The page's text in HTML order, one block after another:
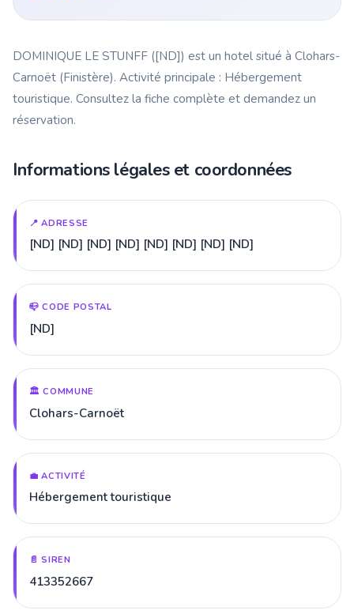
DOMINIQUE LE STUNFF ([ND]) est un hotel situé à Clohars-
Carnoët (Finistère). Activité principale : Hébergement
touristique. Consultez la fiche complète et demandez un
réservation.
Informations légales et coordonnées
📍 ADRESSE
[ND] [ND] [ND] [ND] [ND] [ND] [ND] [ND]
📪 CODE POSTAL
[ND]
🏛️ COMMUNE
Clohars-Carnoët
💼 ACTIVITÉ
Hébergement touristique
📄 SIREN
413352667